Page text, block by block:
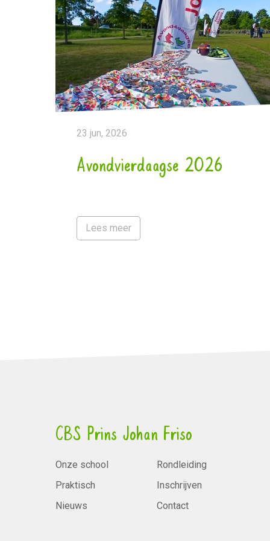
23 jun, 2026
Avondvierdaagse 2026
Lees meer
CBS Prins Johan Friso
Onze school
Praktisch
Nieuws
Rondleiding
Inschrijven
Contact